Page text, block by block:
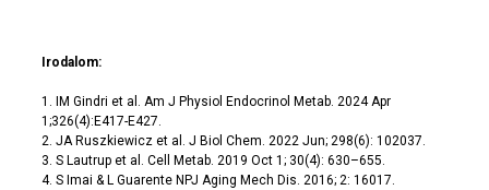
Irodalom:
1. IM Gindri et al. Am J Physiol Endocrinol Metab. 2024 Apr
1;326(4):E417-E427.
2. JA Ruszkiewicz et al. J Biol Chem. 2022 Jun; 298(6): 102037.
3. S Lautrup et al. Cell Metab. 2019 Oct 1; 30(4): 630–655.
4. S Imai & L Guarente NPJ Aging Mech Dis. 2016; 2: 16017.